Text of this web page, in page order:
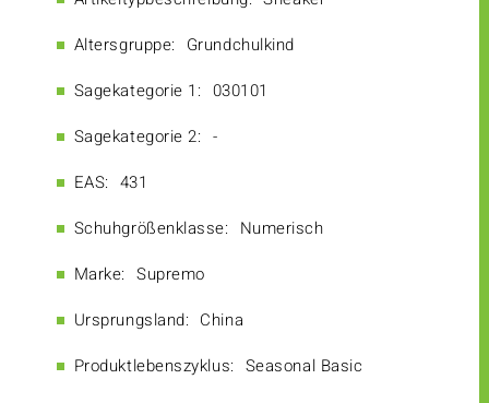
Altersgruppe: Grundchulkind
Sagekategorie 1: 030101
Sagekategorie 2: -
EAS: 431
Schuhgrößenklasse: Numerisch
Marke: Supremo
Ursprungsland: China
Produktlebenszyklus: Seasonal Basic